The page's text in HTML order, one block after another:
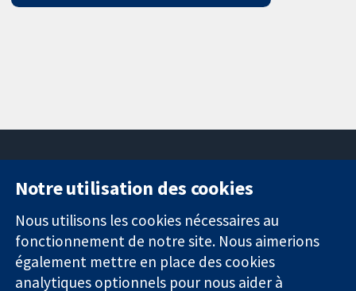
Des données
probantes.
Des décisions
éclairées.
11-13 Cavendish
Square
Londres
W1G0AN
Royaume-Uni
nous
Actualités
Service de
presse
Qui sommes-
Notre utilisation des cookies
Nous utilisons les cookies nécessaires au
fonctionnement de notre site. Nous aimerions
également mettre en place des cookies
analytiques optionnels pour nous aider à